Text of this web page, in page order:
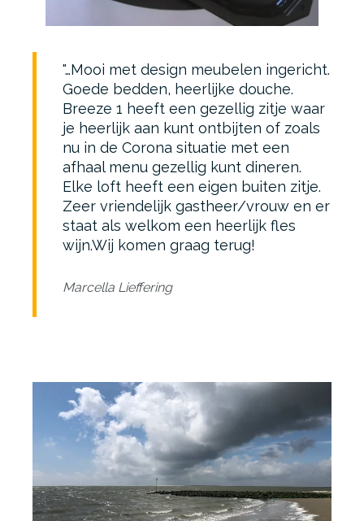
…Mooi met design meubelen ingericht.
Goede bedden, heerlijke douche.
Breeze 1 heeft een gezellig zitje waar
je heerlijk aan kunt ontbijten of zoals
nu in de Corona situatie met een
afhaal menu gezellig kunt dineren.
Elke loft heeft een eigen buiten zitje.
Zeer vriendelijk gastheer/vrouw en er
staat als welkom een heerlijk fles
wijn.Wij komen graag terug!
Marcella Lieffering